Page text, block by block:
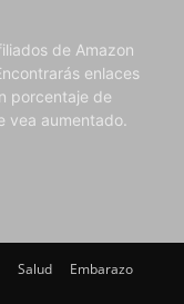
de Amazon
enlaces
porcentaje de
vea aumentado.
Salud
Embarazo